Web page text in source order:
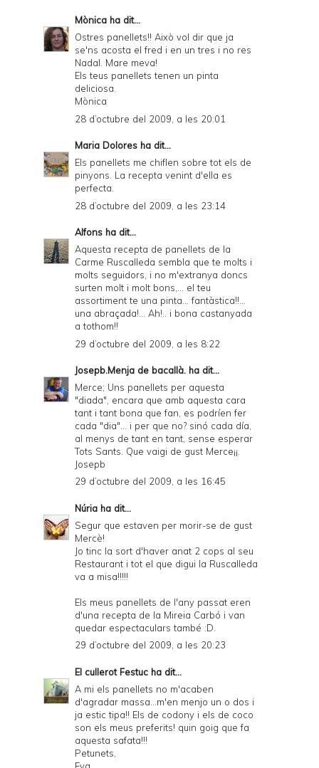
Mònica ha dit...
Ostres panellets!! Això vol dir que ja
se'ns acosta el fred i en un tres i no res
Nadal. Mare meva!
Els teus panellets tenen un pinta
deliciosa.
Mònica
28 d’octubre del 2009, a les 20:01
Maria Dolores ha dit...
Els panellets me chiflen sobre tot els de
pinyons. La recepta venint d'ella es
perfecta.
28 d’octubre del 2009, a les 23:14
Alfons ha dit...
Aquesta recepta de panellets de la
Carme Ruscalleda sembla que te molts i
molts seguidors, i no m'extranya doncs
surten molt i molt bons,... el teu
assortiment te una pinta... fantàstica!!...
una abraçada!... Ah!.. i bona castanyada
a tothom!!
29 d’octubre del 2009, a les 8:22
Josepb.Menja de bacallà. ha dit...
Merce; Uns panellets per aquesta
"diada", encara que amb aquesta cara
tant i tant bona que fan, es podríen fer
cada "dia"... i per que no? sinó cada día,
al menys de tant en tant, sense esperar
Tots Sants. Que vaigi de gust Merce¡¡.
Josepb
29 d’octubre del 2009, a les 16:45
Núria ha dit...
Segur que estaven per morir-se de gust
Mercè!
Jo tinc la sort d'haver anat 2 cops al seu
Restaurant i tot el que digui la Ruscalleda
va a misa!!!!!
Els meus panellets de l'any passat eren
d'una recepta de la Mireia Carbó i van
quedar espectaculars també :D.
29 d’octubre del 2009, a les 20:23
El cullerot Festuc ha dit...
A mi els panellets no m'acaben
d'agradar massa...m'en menjo un o dos i
ja estic tipa!! Els de codony i els de coco
son els meus preferits! quin goig que fa
aquesta safata!!!
Petunets,